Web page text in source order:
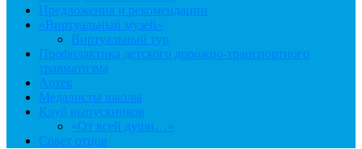
Предложения и рекомендации
«Виртуальный музей»
Виртуальный тур
Профилактика детского дорожно-транспортного
травматизма
Артек
Медалисты школы
Клуб выпускников
«От всей души…»
Совет отцов